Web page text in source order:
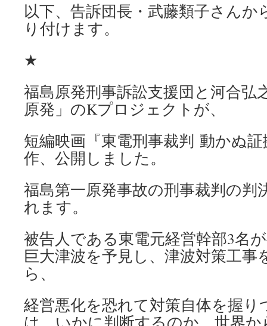
以下、告訴団長・武藤類子さん
り付けます。
★
福島原発刑事訴訟支援団と河合弘
原発」のKプロジェクトが、
短編映画『東電刑事裁判 動かぬ
作、公開しました。
福島第一原発事故の刑事裁判の判
れます。
被告人である東電元経営幹部3名
巨大津波を予見し、津波対策工事
ら、
経営悪化を恐れて対策自体を握り
は、いかに判断するのか、世界